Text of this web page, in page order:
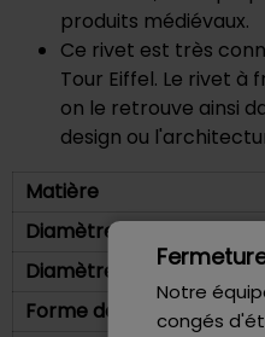
Notre
congés
produits médiévaux.
Ce rivet est très
Tour Eiffel. Le rivet à
on le retrouve ainsi
design ou
Matière
Diamètre de tête
Diamètre de tige
Forme de la tête